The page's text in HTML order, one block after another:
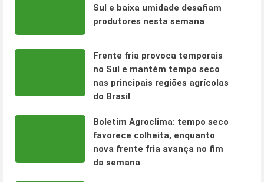
Sul e baixa umidade desafiam
produtores nesta semana
Frente fria provoca temporais
no Sul e mantém tempo seco
nas principais regiões agrícolas
do Brasil
Boletim Agroclima: tempo seco
favorece colheita, enquanto
nova frente fria avança no fim
da semana